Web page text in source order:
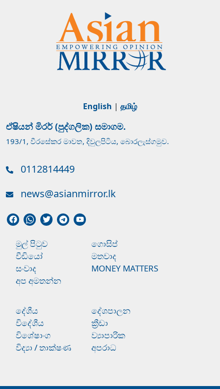
English | தமிழ்
ඒෂියන් මිරර් (පුද්ගලික) සමාගම.
193/1, වීරසේකර මාවත, දිවුලපිටිය, බොරලැස්ගමුව.
0112814449
news@asianmirror.lk
මුල් පිටුව
ගොසිප්
වීඩියෝ
මතවාද
සංවාද
MONEY MATTERS
අප අමතන්න
දේශීය
දේශපාලන
විදේශීය
ක්‍රීඩා
විශේෂාංග
ව්‍යාපාරික
විද්‍යා / තාක්ෂණ
අපරාධ